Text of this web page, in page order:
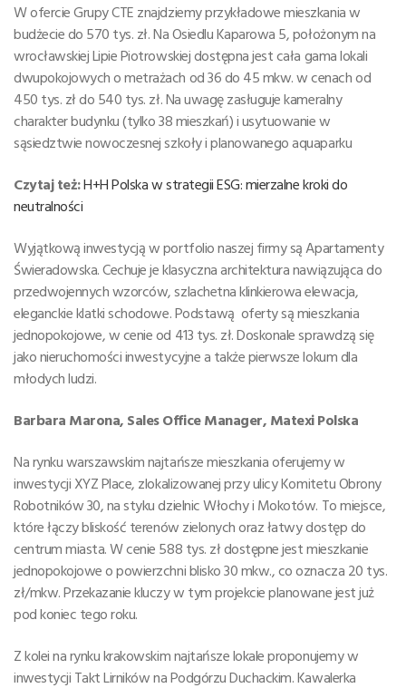
W ofercie Grupy CTE znajdziemy przykładowe mieszkania w
budżecie do 570 tys. zł. Na Osiedlu Kaparowa 5, położonym na
wrocławskiej Lipie Piotrowskiej dostępna jest cała gama lokali
dwupokojowych o metrażach od 36 do 45 mkw. w cenach od
450 tys. zł do 540 tys. zł. Na uwagę zasługuje kameralny
charakter budynku (tylko 38 mieszkań) i usytuowanie w
sąsiedztwie nowoczesnej szkoły i planowanego aquaparku
Czytaj też:H+H Polska w strategii ESG: mierzalne kroki do
neutralności
Wyjątkową inwestycją w portfolio naszej firmy są Apartamenty
Świeradowska. Cechuje je klasyczna architektura nawiązująca do
przedwojennych wzorców, szlachetna klinkierowa elewacja,
eleganckie klatki schodowe. Podstawą oferty są mieszkania
jednopokojowe, w cenie od 413 tys. zł. Doskonale sprawdzą się
jako nieruchomości inwestycyjne a także pierwsze lokum dla
młodych ludzi.
Barbara Marona, Sales Office Manager, Matexi Polska
Na rynku warszawskim najtańsze mieszkania oferujemy w
inwestycji XYZ Place, zlokalizowanej przy ulicy Komitetu Obrony
Robotników 30, na styku dzielnic Włochy i Mokotów. To miejsce,
które łączy bliskość terenów zielonych oraz łatwy dostęp do
centrum miasta. W cenie 588 tys. zł dostępne jest mieszkanie
jednopokojowe o powierzchni blisko 30 mkw., co oznacza 20 tys.
zł/mkw. Przekazanie kluczy w tym projekcie planowane jest już
pod koniec tego roku.
Z kolei na rynku krakowskim najtańsze lokale proponujemy w
inwestycji Takt Lirników na Podgórzu Duchackim. Kawalerka